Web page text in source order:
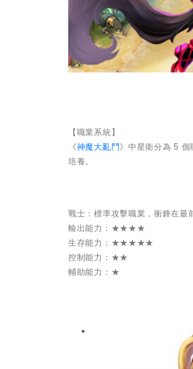
【職業系統】
《神魔大亂鬥》中星衛分為 5
培養。
戰士：標準攻擊職業，衝鋒在最
輸出能力：★★★★
生存能力：★★★★★
控制能力：★★
輔助能力：★